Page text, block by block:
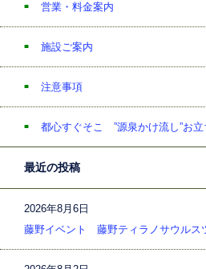
営業・料金案内
施設ご案内
注意事項
都心すぐそこ ”源泉かけ流し”お立
最近の投稿
2026年8月6日
藤野イベント 藤野ティラノサウルス